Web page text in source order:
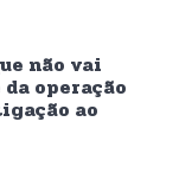
não vai
operação
ao